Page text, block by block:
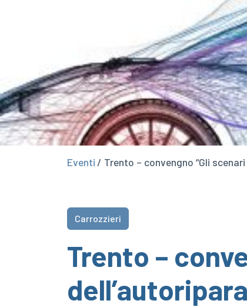
Eventi / Trento – convengno “Gli
Carrozzieri
Trento –